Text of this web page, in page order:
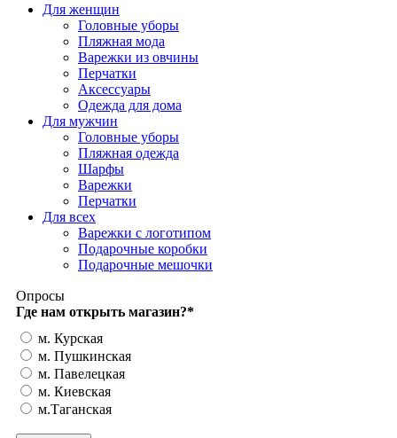
Для женщин
Головные уборы
Пляжная мода
Варежки из овчины
Перчатки
Аксессуары
Одежда для дома
Для мужчин
Головные уборы
Пляжная одежда
Шарфы
Варежки
Перчатки
Для всех
Варежки с логотипом
Подарочные коробки
Подарочные мешочки
Опросы
Где нам открыть магазин?*
м. Курская
м. Пушкинская
м. Павелецкая
м. Киевская
м.Таганская